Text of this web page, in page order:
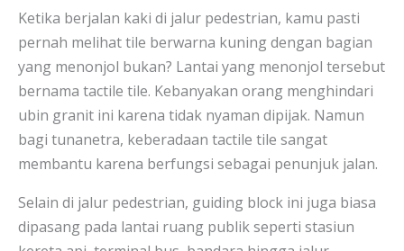
Ketika berjalan kaki di jalur pedestrian, kamu pasti
pernah melihat tile berwarna kuning dengan bagian
yang menonjol bukan? Lantai yang menonjol tersebut
bernama tactile tile. Kebanyakan orang menghindari
ubin granit ini karena tidak nyaman dipijak. Namun
bagi tunanetra, keberadaan tactile tile sangat
membantu karena berfungsi sebagai penunjuk jalan.
Selain di jalur pedestrian, guiding block ini juga biasa
dipasang pada lantai ruang publik seperti stasiun